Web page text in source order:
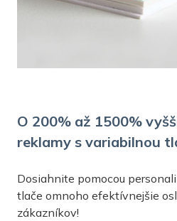
O 200% až 1500%
reklamy s variabilnou
Dosiahnite pomocou
tlače omnoho efektívnejšie
zákazníkov!